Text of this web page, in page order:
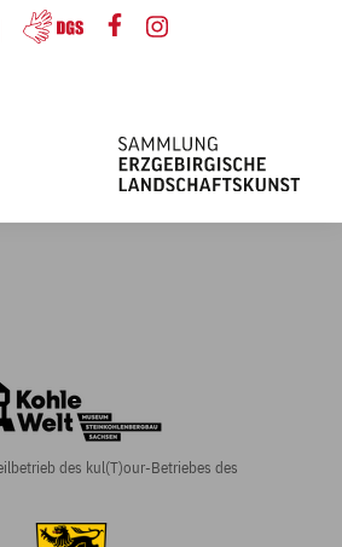
des kul(T)our-Betriebes des